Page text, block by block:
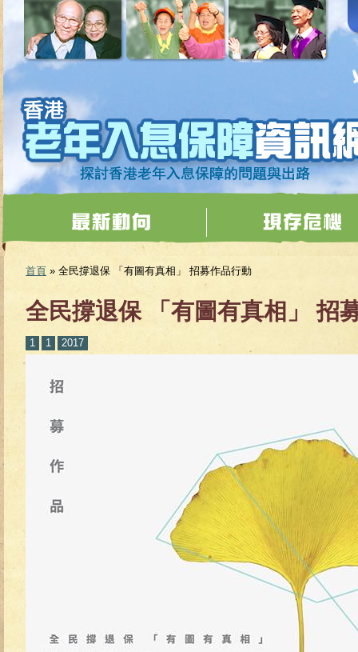
移至主內容
您在這裡
首頁 » 全民撐退保 「有圖有真相」 招募作品行動
全民撐退保 「有圖有真相」 招
1 1 2017